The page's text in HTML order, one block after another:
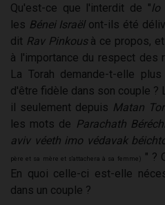
Qu'est-ce que l'interdit de "lo
les Bénei Israëlont-ils été
dit Rav Pinkousà ce propos,
à l'importance du respect des
La Torah demande-t-elle
d'être fidèle dans son couple
il seulement depuis Matan
les mots de Parachath
aviv véeth imo védavak
père et sa mère et s'attachera à sa femme) " ?
En quoi celle-ci est-elle
dans un couple ?